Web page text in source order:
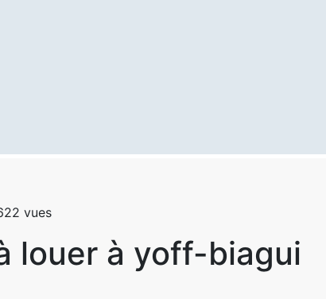
vues
louer à yoff-biagui